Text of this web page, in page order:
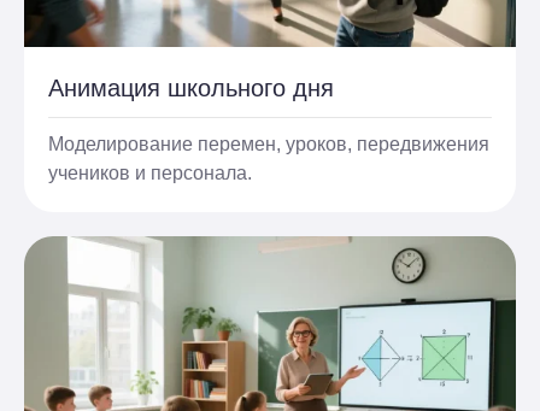
Анимация школьного дня
Моделирование перемен, уроков, передвижения
учеников и персонала.